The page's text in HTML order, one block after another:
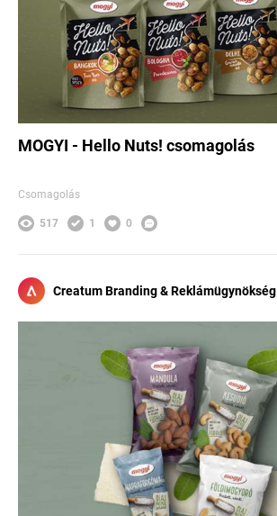
MOGYI - Hello Nuts! csomagolás
Csomagolás
517 1 0
Creatum Branding & Reklámügynökség